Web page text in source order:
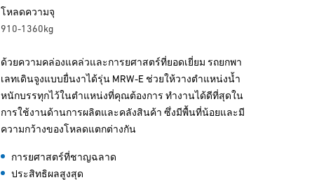
โหลดความจุ
910-1360kg
ด้วยความคล่องแคล่วและการยศาสตร์ที่ยอดเยี่ยม รถยกพา
เลทเดินจูงแบบยื่นงาได้รุ่น MRW-E ช่วยให้วางตำแหน่งน้ำ
หนักบรรทุกไว้ในตำแหน่งที่คุณต้องการ ทำงานได้ดีที่สุดใน
การใช้งานด้านการผลิตและคลังสินค้า ซึ่งมีพื้นที่น้อยและมี
ความกว้างของโหลดแตกต่างกัน
การยศาสตร์ที่ชาญฉลาด
ประสิทธิผลสูงสุด